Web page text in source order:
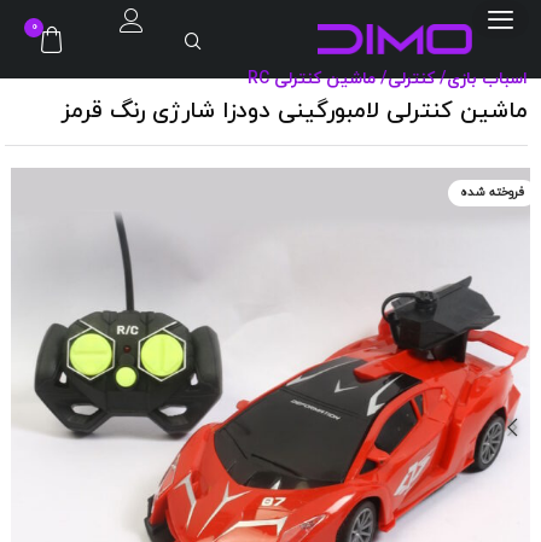
0
اسباب بازی/کنترلی/ماشین کنترلی RC
ماشین کنترلی لامبورگینی دودزا شارژی رنگ قرمز
فروخته شده